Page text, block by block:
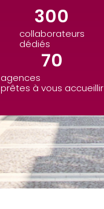
collaborateurs
dédiés
300
agences
prêtes à vous accueillir
70